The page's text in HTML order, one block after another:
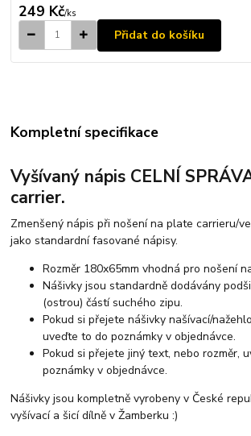
249 Kč/ks
Přidat do košíku
Kompletní specifikace
Vyšívaný nápis CELNÍ
carrier.
Zmenšený nápis při nošení na plate carrieru/
jako standardní fasované nápisy.
Rozměr 180x65mm vhodná pro nošení
Nášivky jsou standardně dodávány
(ostrou) částí suchého zipu.
Pokud si přejete nášivky našívací/
uveďte to do poznámky v objednávce.
Pokud si přejete jiný text, nebo rozměr,
poznámky v objednávce.
Nášivky jsou kompletně vyrobeny v České
vyšívací a šicí dílně v Žamberku :)